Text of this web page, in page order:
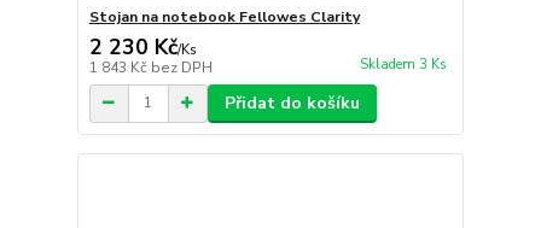
Stojan na notebook Fellowes Clarity
2 230 Kč/Ks
1 843 Kč bez DPH Skladem 3 Ks
Přidat do košíku